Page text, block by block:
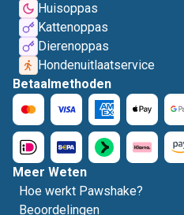
Huisoppas
Kattenoppas
Dierenoppas
Hondenuitlaatservice
Betaalmethoden
Meer Weten
Hoe werkt Pawshake?
Beoordelingen